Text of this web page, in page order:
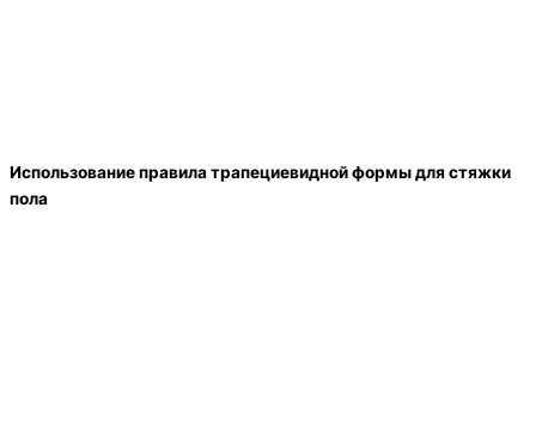
Использование правила трапециевидной формы для стяжки
пола